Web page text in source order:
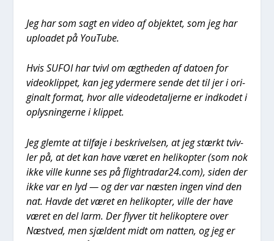
Jeg har som sagt en video af objek­tet, som jeg har
uplo­a­det på YouTu­be.
Hvis SUFOI har tvivl om ægt­he­den af dato­en for
videoklip­pet, kan jeg yder­me­re sen­de det til jer i ori­
gi­nalt for­mat, hvor alle video­de­tal­jer­ne er ind­ko­det i
oplys­nin­ger­ne i klip­pet.
Jeg glem­te at til­fø­je i beskri­vel­sen, at jeg stærkt tviv­
ler på, at det kan have været en heli­kop­ter (som nok
ikke vil­le kun­ne ses på flightradar24.com), siden der
ikke var en lyd — og der var næsten ingen vind den
nat. Hav­de det været en heli­kop­ter, vil­le der have
været en del larm. Der fly­ver tit heli­kop­te­re over
Næst­ved, men sjæl­dent midt om nat­ten, og jeg er